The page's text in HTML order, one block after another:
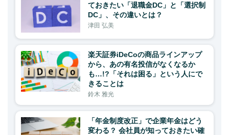
ておきたい「退職金DC」と「選択制
DC」、その違いとは？
津田 弘美
楽天証券iDeCoの商品ラインアップ
から、あの有名投信がなくなるか
も…!?「それは困る」という人にで
きることは
鈴木 雅光
「年金制度改正」で企業年金はどう
変わる？ 会社員が知っておきたい確